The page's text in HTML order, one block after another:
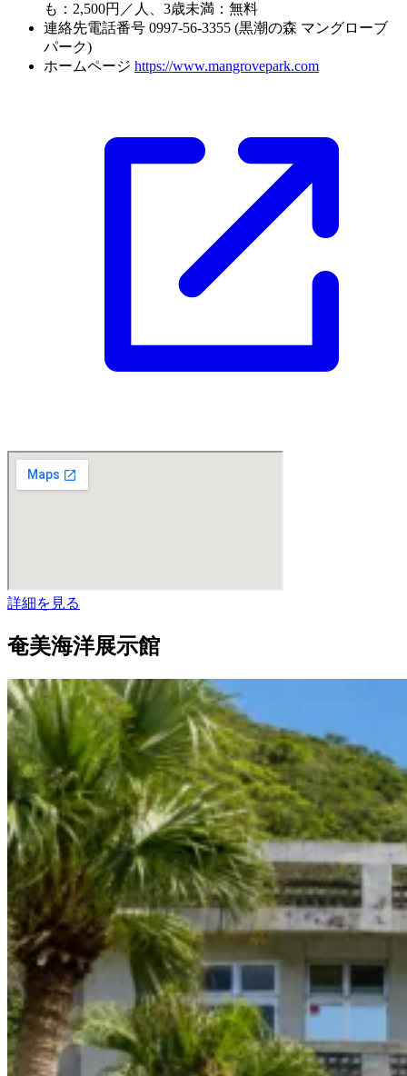
も：2,500円／人、3歳未満：無料
連絡先電話番号 0997-56-3355 (黒潮の森 マングローブ
パーク)
ホームページ https://www.mangrovepark.com
詳細を見る
奄美海洋展示館